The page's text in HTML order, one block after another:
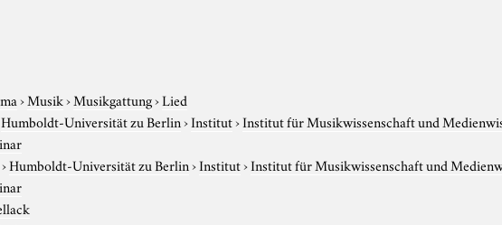
›Musik›Musikgattung›Lied
Humboldt-Universität zu Berlin›Institut›Institut für Musikwissenschaft und
›Humboldt-Universität zu Berlin›Institut›Institut für Musikwissenschaft und